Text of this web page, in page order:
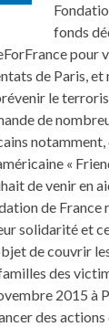
fonds
pour
de Paris, et
le
de
«
de venir en
de France
solidarité et
de couvrir
des
2015 à
des